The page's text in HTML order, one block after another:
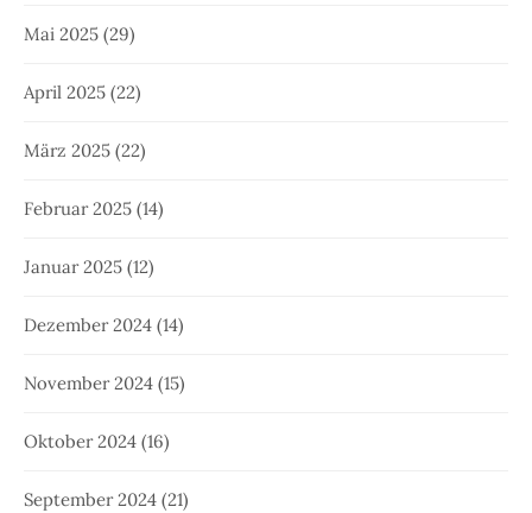
Mai 2025 (29)
April 2025 (22)
März 2025 (22)
Februar 2025 (14)
Januar 2025 (12)
Dezember 2024 (14)
November 2024 (15)
Oktober 2024 (16)
September 2024 (21)